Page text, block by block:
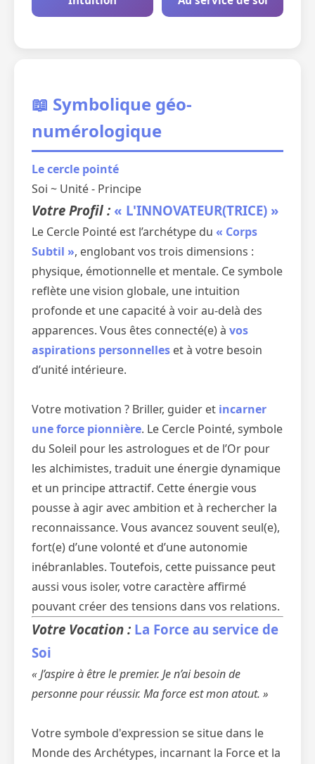
📖 Symbolique géo-
numérologique
Le cercle pointé
Soi ~ Unité - Principe
Votre Profil : « L'INNOVATEUR(TRICE) »
Le Cercle Pointé est l’archétype du « Corps
Subtil », englobant vos trois dimensions :
physique, émotionnelle et mentale. Ce symbole
reflète une vision globale, une intuition
profonde et une capacité à voir au-delà des
apparences. Vous êtes connecté(e) à vos
aspirations personnelles et à votre besoin
d’unité intérieure.
Votre motivation ? Briller, guider et incarner
une force pionnière. Le Cercle Pointé, symbole
du Soleil pour les astrologues et de l’Or pour
les alchimistes, traduit une énergie dynamique
et un principe attractif. Cette énergie vous
pousse à agir avec ambition et à rechercher la
reconnaissance. Vous avancez souvent seul(e),
fort(e) d’une volonté et d’une autonomie
inébranlables. Toutefois, cette puissance peut
aussi vous isoler, votre caractère affirmé
pouvant créer des tensions dans vos relations.
Votre Vocation : La Force au service de
Soi
« J’aspire à être le premier. Je n’ai besoin de
personne pour réussir. Ma force est mon atout. »
Votre symbole d'expression se situe dans le
Monde des Archétypes, incarnant la Force et la